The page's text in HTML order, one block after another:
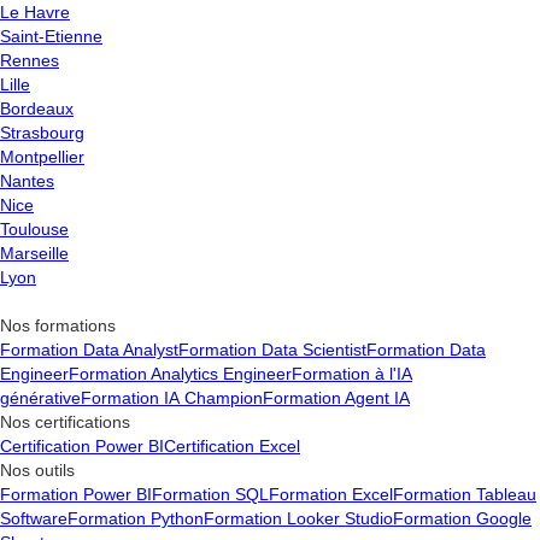
Apprentissage continu
Le Havre
Saint-Etienne
Rennes
Lille
Bordeaux
Strasbourg
Montpellier
Nantes
Nice
Toulouse
Marseille
Lyon
Nos formations
Formation Data AnalystFormation Data ScientistFormation Data
EngineerFormation Analytics EngineerFormation à l'IA
générativeFormation IA ChampionFormation Agent IA
Nos certifications
Certification Power BICertification Excel
Nos outils
Formation Power BIFormation SQL Formation ExcelFormation Tableau
SoftwareFormation PythonFormation Looker StudioFormation Google